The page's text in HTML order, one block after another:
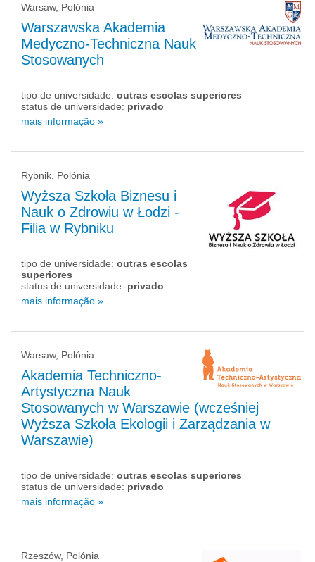
Warsaw, Polónia
Warszawska Akademia
Medyczno-Techniczna Nauk
Stosowanych
tipo de universidade: outras escolas superiores
status de universidade: privado
mais informação »
Rybnik, Polónia
Wyższa Szkoła Biznesu i
Nauk o Zdrowiu w Łodzi -
Filia w Rybniku
tipo de universidade: outras escolas
superiores
status de universidade: privado
mais informação »
Warsaw, Polónia
Akademia Techniczno-
Artystyczna Nauk
Stosowanych w Warszawie (wcześniej
Wyższa Szkoła Ekologii i Zarządzania w
Warszawie)
tipo de universidade: outras escolas superiores
status de universidade: privado
mais informação »
Rzeszów, Polónia